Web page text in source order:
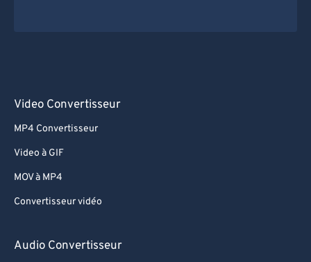
Video Convertisseur
MP4 Convertisseur
Video à GIF
MOV à MP4
Convertisseur vidéo
Audio Convertisseur